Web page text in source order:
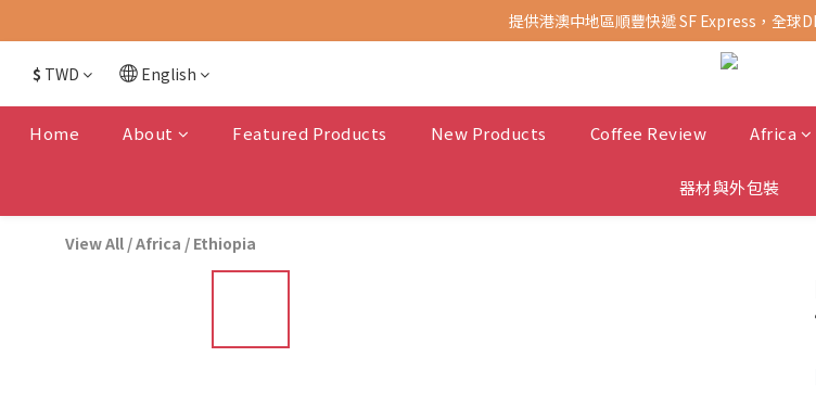
購買指定商品，滿千元免運費 (限
提供港澳中地區順豐快遞 SF Express，全球
購買指定商品，滿千元免運費 (限
$ TWD English
Home About Featured Products New Products Coffee Review Africa
器材與外包裝
View All /Africa / Ethiopia